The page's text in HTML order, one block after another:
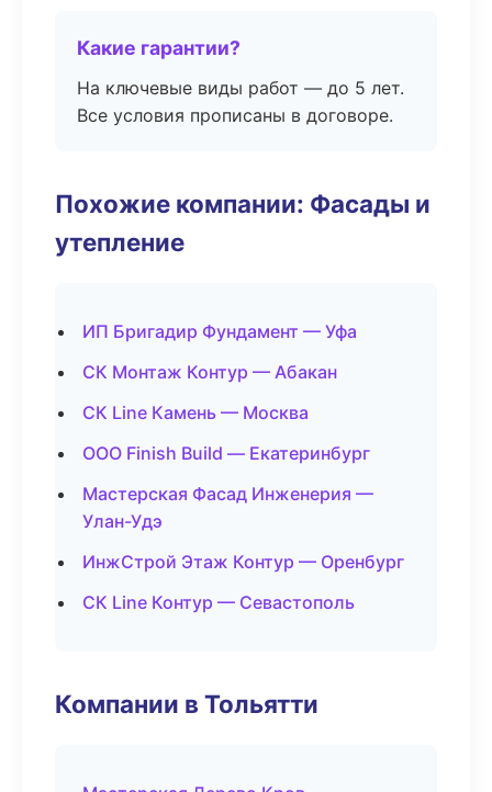
Какие гарантии?
На ключевые виды работ — до 5 лет.
Все условия прописаны в договоре.
Похожие компании: Фасады и
утепление
ИП Бригадир Фундамент — Уфа
СК Монтаж Контур — Абакан
СК Line Камень — Москва
ООО Finish Build — Екатеринбург
Мастерская Фасад Инженерия —
Улан-Удэ
ИнжСтрой Этаж Контур — Оренбург
СК Line Контур — Севастополь
Компании в Тольятти